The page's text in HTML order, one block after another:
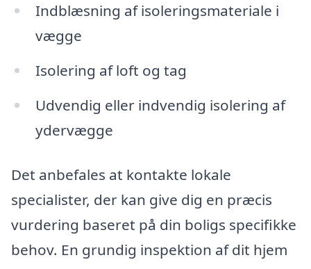
Indblæsning af isoleringsmateriale i
vægge
Isolering af loft og tag
Udvendig eller indvendig isolering af
ydervægge
Det anbefales at kontakte lokale
specialister, der kan give dig en præcis
vurdering baseret på din boligs specifikke
behov. En grundig inspektion af dit hjem